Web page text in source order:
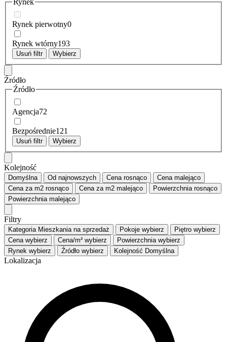
Rynek
Rynek pierwotny0
Rynek wtórny193
Usuń filtr Wybierz
Źródło
Źródło
Agencja72
Bezpośrednie121
Usuń filtr Wybierz
Kolejność
Domyślna Od najnowszych Cena rosnąco Cena malejąco
Cena za m2 rosnąco Cena za m2 malejąco Powierzchnia rosnąco
Powierzchnia malejąco
Filtry
Kategoria Mieszkania na sprzedaż Pokoje wybierz Piętro wybierz
Cena wybierz Cena/m² wybierz Powierzchnia wybierz
Rynek wybierz Źródło wybierz Kolejność Domyślna
Lokalizacja